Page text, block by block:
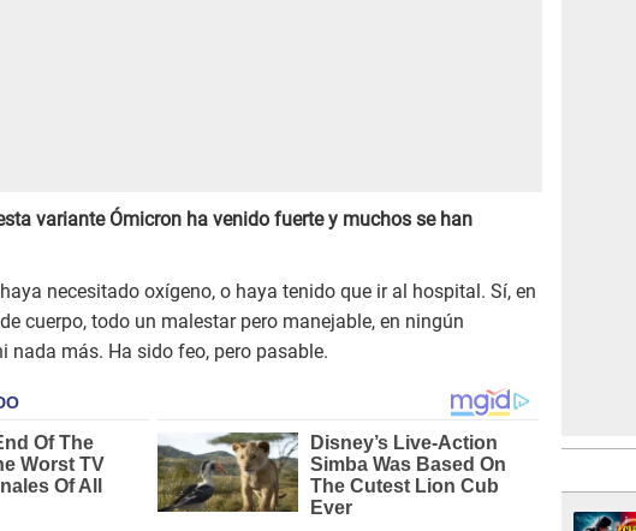
variante Ómicron ha venido fuerte y muchos se han
necesitado oxígeno, o haya tenido que ir al hospital. Sí, en
cuerpo, todo un malestar pero manejable, en ningún
nada más. Ha sido feo, pero pasable.